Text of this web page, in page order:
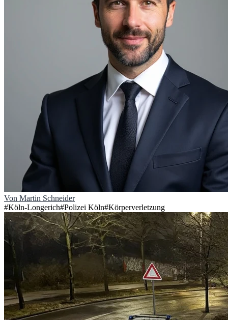
Von Martin Schneider
#Köln-Longerich#Polizei Köln#Körperverletzung